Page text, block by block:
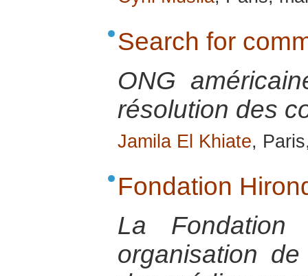
Search for
ONG
résolution des
Jamila El Khiate,
Fondation
La Fondation
organisation